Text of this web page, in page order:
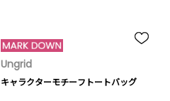
Ungrid
キャラクターモチーフトートバッグ